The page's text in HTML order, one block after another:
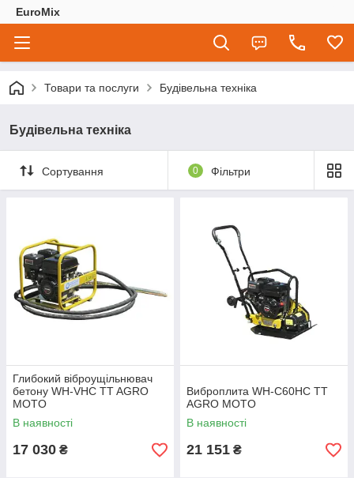
EuroMix
Товари та послуги Будівельна техніка
Будівельна техніка
Сортування 0 Фільтри
Глибокий віброущільнювач
бетону WH-VHC TT AGRO
MOTO
В наявності
17 030 ₴
Виброплита WH-C60HC TT
AGRO MOTO
В наявності
21 151 ₴